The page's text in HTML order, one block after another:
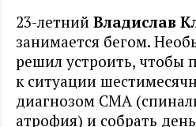
23-летний Владислав
занимается бегом.
решил устроить, чтобы
к ситуации
диагнозом СМА
атрофия) и собрать